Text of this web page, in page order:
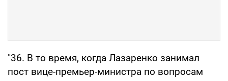
"36. В то время, когда Лазаренко занимал
пост вице-премьер-министра по вопросам